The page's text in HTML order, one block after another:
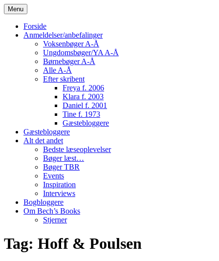
Skip
to
content
Menu
Forside
Anmeldelser/anbefalinger
Voksenbøger A-Å
Ungdomsbøger/YA A-Å
Børnebøger A-Å
Alle A-Å
Efter skribent
Freya f. 2006
Klara f. 2003
Daniel f. 2001
Tine f. 1973
Gæstebloggere
Gæstebloggere
Alt det andet
Bedste læseoplevelser
Bøger læst…
Bøger TBR
Events
Inspiration
Interviews
Bogbloggere
Om Bech’s Books
Stjerner
Bech's Books
Bogblog – Vi ♥ Bøger
Tag: Hoff & Poulsen